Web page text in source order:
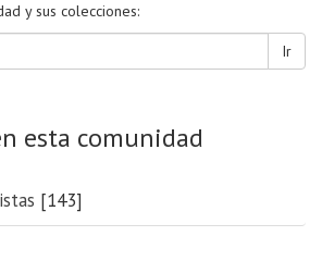
y sus colecciones:
Ir
esta comunidad
[143]